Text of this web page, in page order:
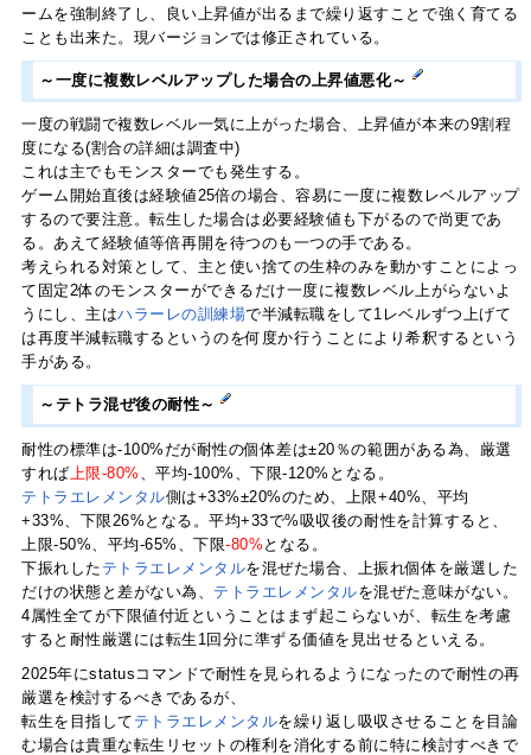
ームを強制終了し、良い上昇値が出るまで繰り返すことで強く育てる
ことも出来た。現バージョンでは修正されている。
～一度に複数レベルアップした場合の上昇値悪化～
一度の戦闘で複数レベル一気に上がった場合、上昇値が本来の9割程
度になる(割合の詳細は調査中)
これは主でもモンスターでも発生する。
ゲーム開始直後は経験値25倍の場合、容易に一度に複数レベルアップ
するので要注意。転生した場合は必要経験値も下がるので尚更であ
る。あえて経験値等倍再開を待つのも一つの手である。
考えられる対策として、主と使い捨ての生枠のみを動かすことによっ
て固定2体のモンスターができるだけ一度に複数レベル上がらないよ
うにし、主はハラーレの訓練場で半減転職をして1レベルずつ上げて
は再度半減転職するというのを何度か行うことにより希釈するという
手がある。
～テトラ混ぜ後の耐性～
耐性の標準は-100%だが耐性の個体差は±20％の範囲がある為、厳選
すれば 上限-80%
、平均-100%、下限-120%となる。
テトラエレメンタル側は+33%±20%のため、上限+40%、平均
+33%、下限26%となる。平均+33で%吸収後の耐性を計算すると、
上限-50%、平均-65%、下限-80% となる。
下振れした テトラエレメンタルを混ぜた場合、上振れ個体を厳選した
だけの状態と差がない為、 テトラエレメンタルを混ぜた意味がない。
4属性全てが下限値付近ということはまず起こらないが、転生を考慮
すると耐性厳選には転生1回分に準ずる価値を見出せるといえる。
2025年にstatusコマンドで耐性を見られるようになったので耐性の再
厳選を検討するべきであるが、
転生を目指して テトラエレメンタルを繰り返し吸収させることを目論
む場合は貴重な転生リセットの権利を消化する前に特に検討すべきで